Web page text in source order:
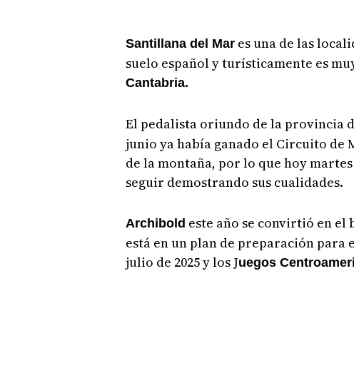
Santillana del Mares una de las
suelo español y turísticamente es
Cantabria.
El pedalista oriundo de la provincia
junio ya había ganado el Circuito de
de la montaña, por lo que hoy
seguir demostrando sus cualidades.
Archibold este año se convirtió en el
está en un plan de preparación para
julio de 2025 y los Juegos